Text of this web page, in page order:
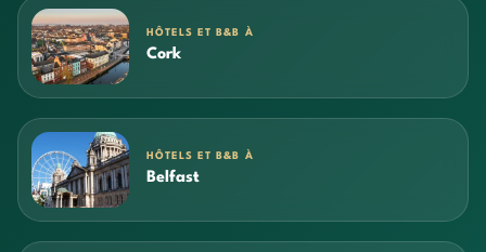
HÔTELS ET B&B À
Cork
HÔTELS ET B&B À
Belfast